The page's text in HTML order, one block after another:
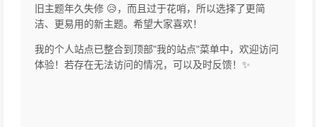
旧主题年久失修 😥，而且过于花哨，所以选择了更简
洁、更易用的新主题。希望大家喜欢！
我的个人站点已整合到顶部"我的站点"菜单中，欢迎访问
体验！若存在无法访问的情况，可以及时反馈！✨